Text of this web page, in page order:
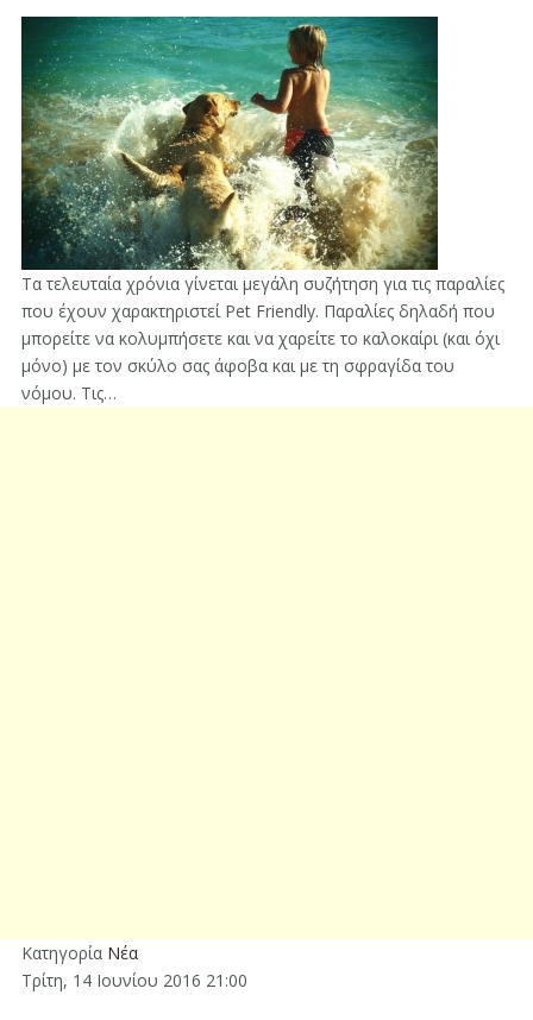
Τα τελευταία χρόνια γίνεται μεγάλη συζήτηση για τις παραλίες
που έχουν χαρακτηριστεί Pet Friendly. Παραλίες δηλαδή που
μπορείτε να κολυμπήσετε και να χαρείτε το καλοκαίρι (και όχι
μόνο) με τον σκύλο σας άφοβα και με τη σφραγίδα του
νόμου. Τις…
Κατηγορία Νέα
Τρίτη, 14 Ιουνίου 2016 21:00